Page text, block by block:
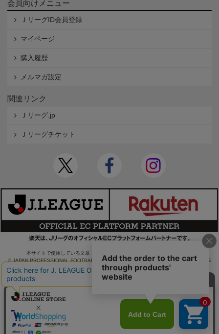
会員向けメニュー
ＪリーグID会員登録
マイページ
購入履歴
メルマガ設定
関連リンク
Ｊリーグ.jp
Ｊリーグチケット
本サイトで使用している文章・画像等の無断での複製・転載を禁止します。
© JAPAN PROFESSIONAL FOOTBALL LEAGUE Rakuten Group, Inc. ALL RIGHTS RE
SERVED.